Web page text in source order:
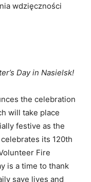
wdzięczności
Day in Nasielsk!
the celebration
will take place
festive as the
its 120th
Fire
is a time to thank
save lives and